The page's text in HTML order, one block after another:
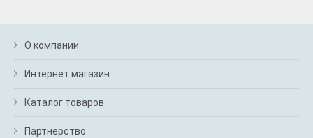
О компании
Интернет магазин
Каталог товаров
Партнерство